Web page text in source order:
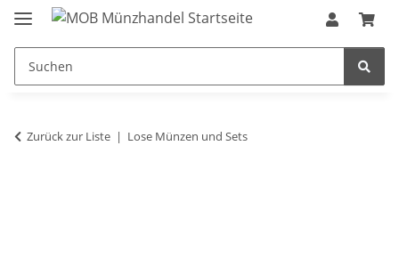
Zurück zur Liste Lose Münzen und Sets